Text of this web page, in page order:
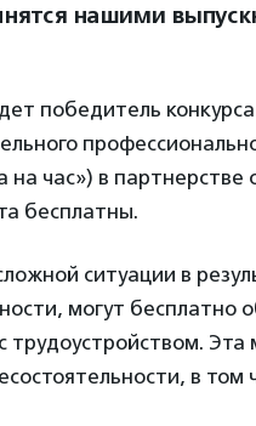
нашими
победитель
на час») в
бесплатны.
ситуации в
могут бесплатно
трудоустройством.
в